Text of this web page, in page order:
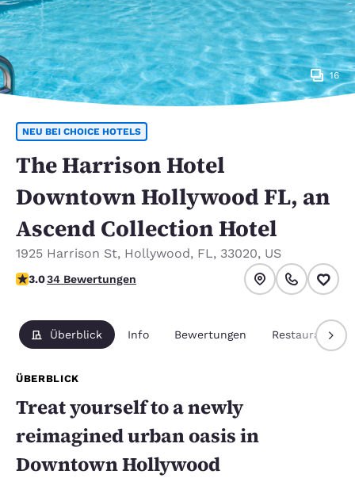
16
NEU BEI CHOICE HOTELS
The Harrison Hotel
Downtown Hollywood FL, an
Ascend Collection Hotel
1925 Harrison St, Hollywood, FL, 33020, US
3-Sterne-Bewertung. Mittelmäßig.
3.034 Bewertungen
Überblick Info Bewertungen Restaurants
ÜBERBLICK
Treat yourself to a newly
reimagined urban oasis in
Downtown Hollywood